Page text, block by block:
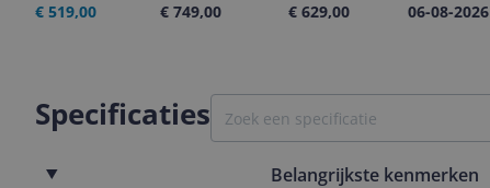
€ 519,00
€ 749,00
€ 629,00
06-08-2026
Specificaties
Belangrijkste kenmerken